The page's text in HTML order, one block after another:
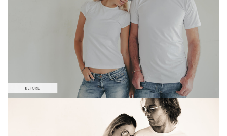
โปรดเลือก
Free Sepia Lightroom Preset #5